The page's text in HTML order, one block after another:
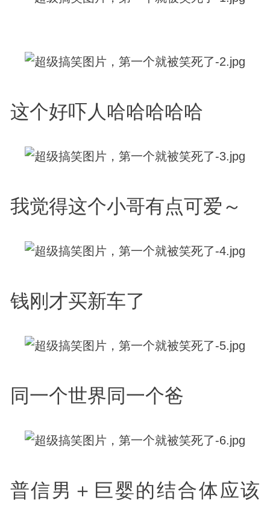
这个好吓人哈哈哈哈哈
我觉得这个小哥有点可爱～
钱刚才买新车了
同一个世界同一个爸
普信男＋巨婴的结合体应该